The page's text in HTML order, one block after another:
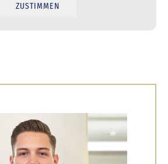
ZUSTIMMEN